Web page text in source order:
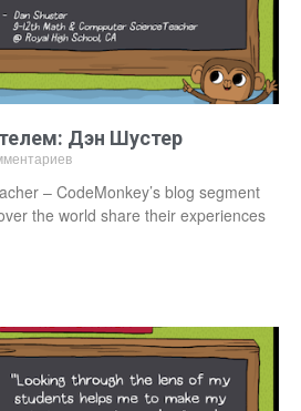
Дэн Шустер
– CodeMonkey’s blog segment
the world share their experiences